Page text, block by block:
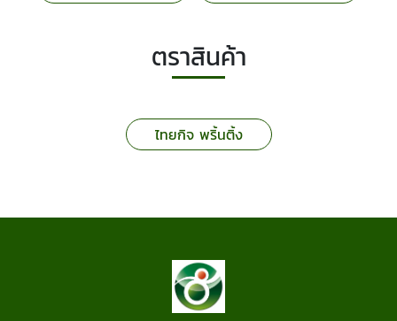
ตราสินค้า
ไทยกิจ พริ้นติ้ง